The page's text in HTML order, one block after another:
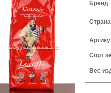
Бренд
Сорт
Вес